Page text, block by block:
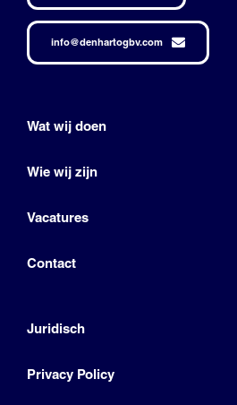
info@denhartogbv.com
Wat wij doen
Wie wij zijn
Vacatures
Contact
Juridisch
Privacy Policy